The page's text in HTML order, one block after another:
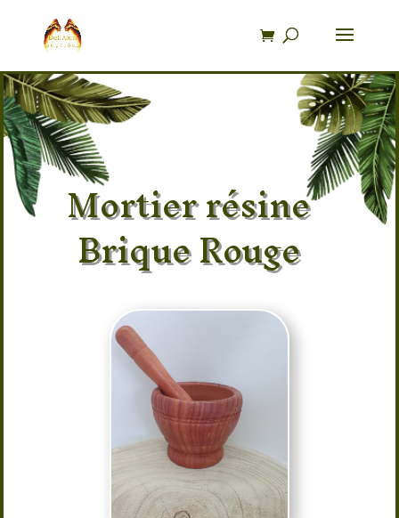
produits
Mortier résine
Brique Rouge